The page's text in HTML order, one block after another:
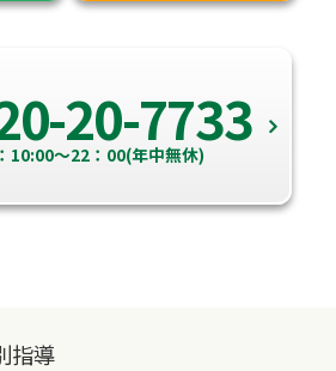
20-7733
10:00～22：00(年中無休)
指導